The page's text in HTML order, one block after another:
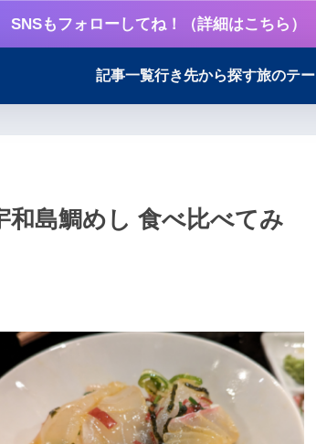
SNSもフォローしてね！（詳細はこちら）
記事一覧行き先から探す旅のテ
和島鯛めし 食べ比べてみ